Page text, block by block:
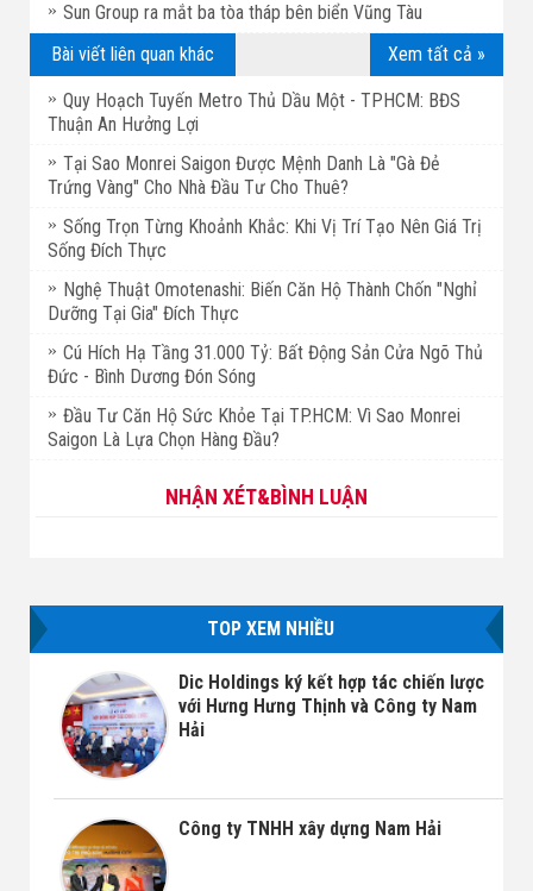
Sun Group ra mắt ba tòa tháp bên biển Vũng Tàu
Xem tất cả »
Bài viết liên quan khác
Quy Hoạch Tuyến Metro Thủ Dầu Một - TPHCM: BĐS
Thuận An Hưởng Lợi
Tại Sao Monrei Saigon Được Mệnh Danh Là "Gà Đẻ
Trứng Vàng" Cho Nhà Đầu Tư Cho Thuê?
Sống Trọn Từng Khoảnh Khắc: Khi Vị Trí Tạo Nên Giá Trị
Sống Đích Thực
Nghệ Thuật Omotenashi: Biến Căn Hộ Thành Chốn "Nghỉ
Dưỡng Tại Gia" Đích Thực
Cú Hích Hạ Tầng 31.000 Tỷ: Bất Động Sản Cửa Ngõ Thủ
Đức - Bình Dương Đón Sóng
Đầu Tư Căn Hộ Sức Khỏe Tại TP.HCM: Vì Sao Monrei
Saigon Là Lựa Chọn Hàng Đầu?
NHẬN XÉT&BÌNH LUẬN
TOP XEM NHIỀU
Dic Holdings ký kết hợp tác chiến lược
với Hưng Hưng Thịnh và Công ty Nam
Hải
Công ty TNHH xây dựng Nam Hải